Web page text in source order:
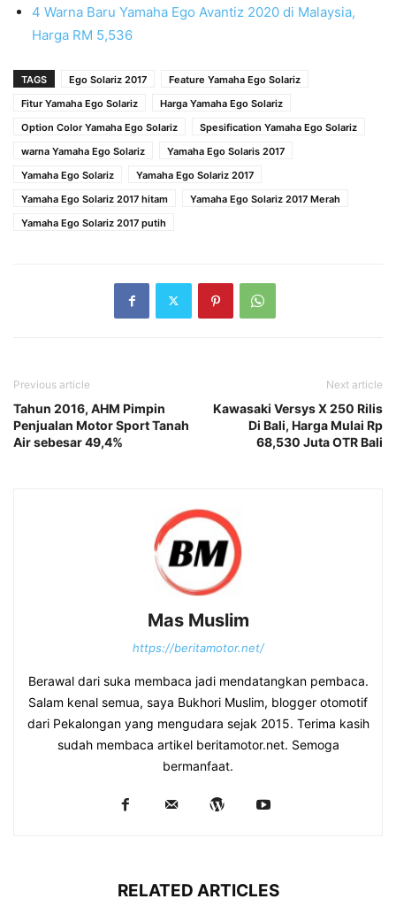
4 Warna Baru Yamaha Ego Avantiz 2020 di Malaysia,
Harga RM 5,536
TAGS Ego Solariz 2017
Feature Yamaha Ego Solariz
Fitur Yamaha Ego Solariz
Harga Yamaha Ego Solariz
Option Color Yamaha Ego Solariz
Spesification Yamaha Ego Solariz
warna Yamaha Ego Solariz
Yamaha Ego Solaris 2017
Yamaha Ego Solariz
Yamaha Ego Solariz 2017
Yamaha Ego Solariz 2017 hitam
Yamaha Ego Solariz 2017 Merah
Yamaha Ego Solariz 2017 putih
Previous article
Tahun 2016, AHM Pimpin
Penjualan Motor Sport Tanah
Air sebesar 49,4%
Next article
Kawasaki Versys X 250 Rilis
Di Bali, Harga Mulai Rp
68,530 Juta OTR Bali
Mas Muslim
https://beritamotor.net/
Berawal dari suka membaca jadi mendatangkan pembaca.
Salam kenal semua, saya Bukhori Muslim, blogger otomotif
dari Pekalongan yang mengudara sejak 2015. Terima kasih
sudah membaca artikel beritamotor.net. Semoga
bermanfaat.
RELATED ARTICLES